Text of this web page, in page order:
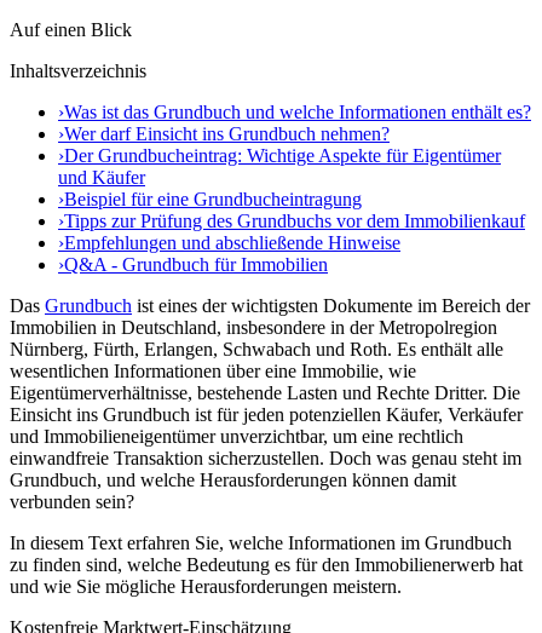
Auf einen Blick
Inhaltsverzeichnis
›Was ist das Grundbuch und welche Informationen enthält es?
›Wer darf Einsicht ins Grundbuch nehmen?
›Der Grundbucheintrag: Wichtige Aspekte für Eigentümer
und Käufer
›Beispiel für eine Grundbucheintragung
›Tipps zur Prüfung des Grundbuchs vor dem Immobilienkauf
›Empfehlungen und abschließende Hinweise
›Q&A - Grundbuch für Immobilien
Das Grundbuch ist eines der wichtigsten Dokumente im Bereich der
Immobilien in Deutschland, insbesondere in der Metropolregion
Nürnberg, Fürth, Erlangen, Schwabach und Roth. Es enthält alle
wesentlichen Informationen über eine Immobilie, wie
Eigentümerverhältnisse, bestehende Lasten und Rechte Dritter. Die
Einsicht ins Grundbuch ist für jeden potenziellen Käufer, Verkäufer
und Immobilieneigentümer unverzichtbar, um eine rechtlich
einwandfreie Transaktion sicherzustellen. Doch was genau steht im
Grundbuch, und welche Herausforderungen können damit
verbunden sein?
In diesem Text erfahren Sie, welche Informationen im Grundbuch
zu finden sind, welche Bedeutung es für den Immobilienerwerb hat
und wie Sie mögliche Herausforderungen meistern.
Kostenfreie Marktwert-Einschätzung